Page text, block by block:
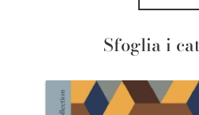
Sfoglia i